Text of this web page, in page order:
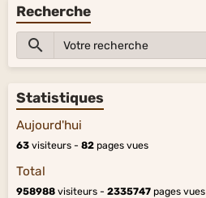
Recherche
Statistiques
Aujourd'hui
63 visiteurs - 82 pages vues
Total
958988 visiteurs - 2335747 pages vues